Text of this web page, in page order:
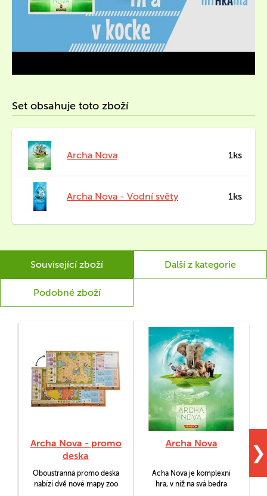
Set obsahuje toto zboží
Archa Nova 1ks
Archa Nova - Vodní světy 1ks
Související zboží Další z kategorie
Podobné zboží
Archa Nova - promo
deska
Oboustranná promo deska
nabízí dvě nové mapy zoo
Archa Nova
Acha Nova je komplexní
hra, v níž na svá bedra
❯